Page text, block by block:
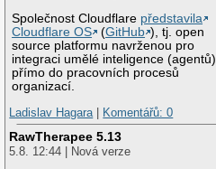
Společnost Cloudflare představila
Cloudflare OS
(GitHub ), tj. open
source platformu navrženou pro
integraci umělé inteligence (agentů)
přímo do pracovních procesů
organizací.
Ladislav Hagara| Komentářů: 0
RawTherapee 5.13
5.8. 12:44 | Nová verze